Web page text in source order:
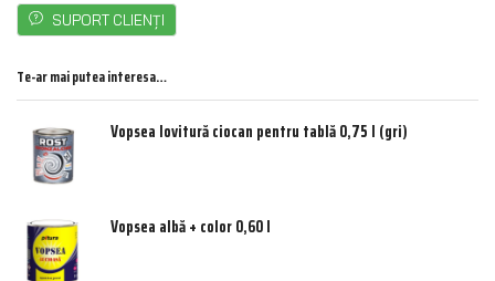
SUPORT CLIENȚI
Te-ar mai putea interesa…
Vopsea lovitură ciocan pentru tablă 0,75 l (gri)
Vopsea albă + color 0,60 l